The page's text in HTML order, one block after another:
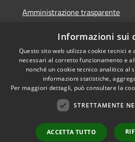
Amministrazione trasparente
Dichiarazione di accessibilità
Informazioni sui
Questo sito web utilizza cookie tecnici
necessari al corretto funzionamento e
nonché un cookie tecnico analitico al
informazioni statistiche,
Per maggiori dettagli, può consultare la
STRETTAMENTE
ACCETTA TUTTO